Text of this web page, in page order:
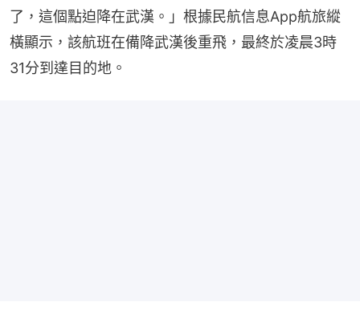
了，這個點迫降在武漢。」根據民航信息App航旅縱
橫顯示，該航班在備降武漢後重飛，最終於凌晨3時
31分到達目的地。